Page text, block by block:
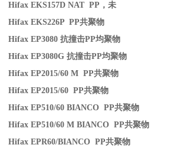
Hifax EKS157D NAT PP ，未
Hifax EKS226P PP共聚物
Hifax EP3080抗撞击PP均聚物
Hifax EP3080G抗撞击PP均聚物
Hifax EP2015/60 M PP共聚物
Hifax EP2015/60 PP共聚物
Hifax EP510/60 BIANCO PP共聚物
Hifax EP510/60 M BIANCO PP共聚物
Hifax EPR60/BIANCO PP共聚物